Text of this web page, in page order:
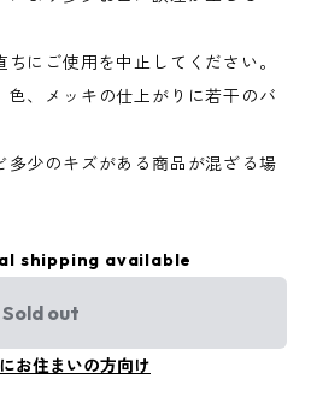
にご使用を中止してください。
、メッキの仕上がりに若干のバ
少のキズがある商品が混ざる場
shipping available
Sold out
お住まいの方向け